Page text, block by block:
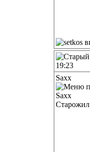
19:23
Saxx
Старожил